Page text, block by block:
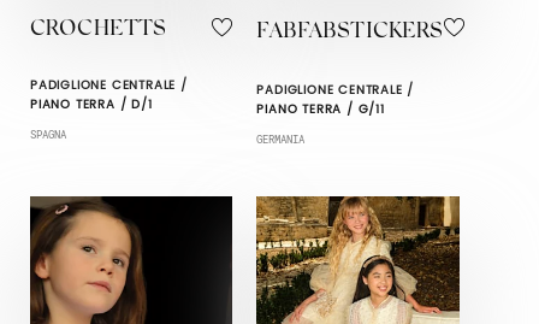
CROCHETTS
PADIGLIONE CENTRALE /
PIANO TERRA / D/1
SPAGNA
FABFABSTICKERS
PADIGLIONE CENTRALE /
PIANO TERRA / G/11
GERMANIA